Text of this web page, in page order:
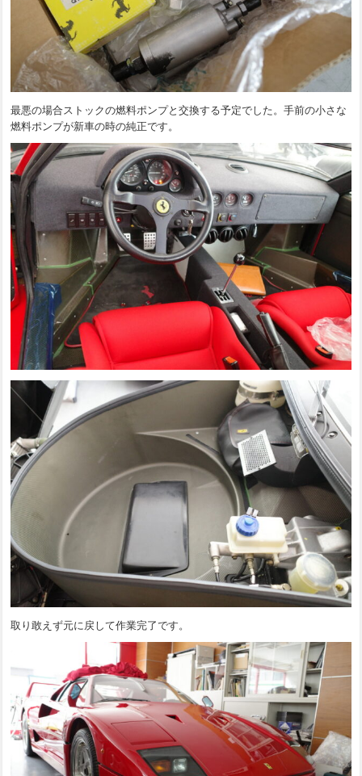
最悪の場合ストックの燃料ポンプと交換する予定でした。手前の小さな
燃料ポンプが新車の時の純正です。
取り敢えず元に戻して作業完了です。